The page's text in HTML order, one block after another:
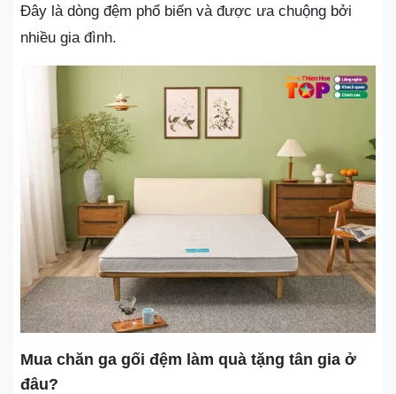
Đây là dòng đệm phổ biến và được ưa chuộng bởi
nhiều gia đình​.
Mua chăn ga gối đệm làm quà tặng tân gia ở
đâu?